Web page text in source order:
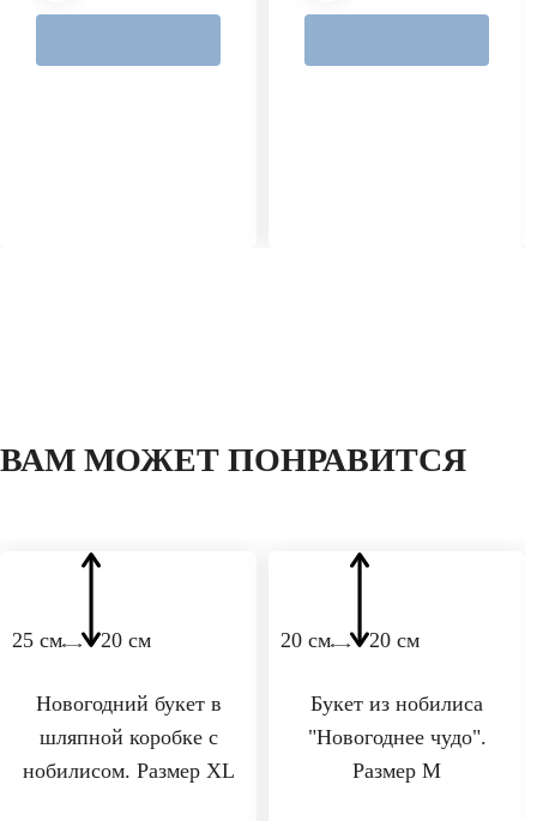
ВАМ МОЖЕТ ПОНРАВИТСЯ
25 см 20 см
Новогодний букет в
шляпной коробке с
нобилисом. Размер XL
20 см 20 см
Букет из нобилиса
"Новогоднее чудо".
Размер M